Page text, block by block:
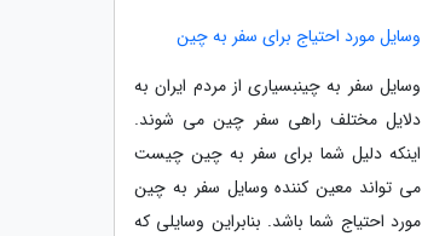
وسایل مورد احتیاج برای سفر به چین
وسایل سفر به چینبسیاری از مردم ایران به
دلایل مختلف راهی سفر چین می شوند.
اینکه دلیل شما برای سفر به چین چیست
می تواند معین کننده وسایل سفر به چین
مورد احتیاج شما باشد. بنابراین وسایلی که